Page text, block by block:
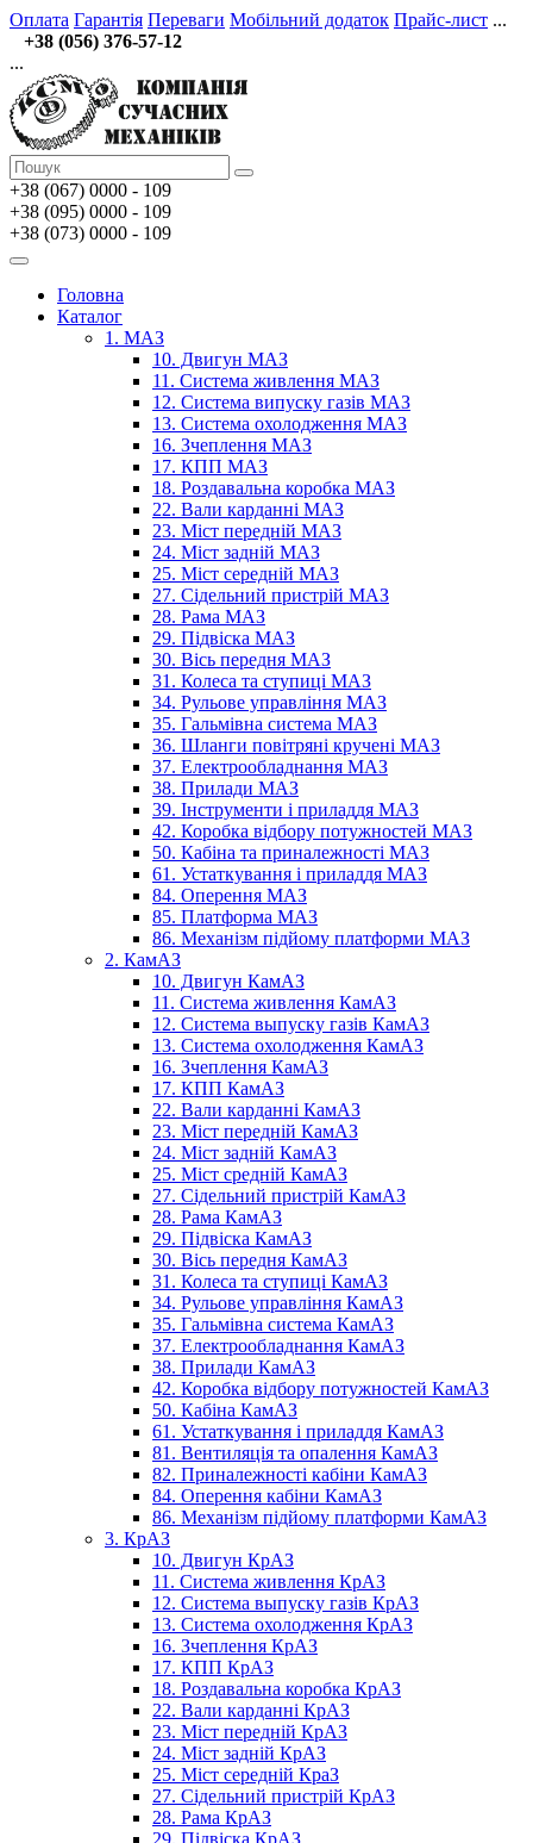
Оплата Гарантія Переваги Мобільний додаток Прайс-лист ...
+38 (056) 376-57-12
...
+38 (067) 0000 - 109
+38 (095) 0000 - 109
+38 (073) 0000 - 109
Головна
Каталог
1. МАЗ
10. Двигун МАЗ
11. Система живлення МАЗ
12. Система випуску газів МАЗ
13. Система охолодження МАЗ
16. Зчеплення МАЗ
17. КПП МАЗ
18. Роздавальна коробка МАЗ
22. Вали карданні МАЗ
23. Міст передній МАЗ
24. Міст задній МАЗ
25. Міст середній МАЗ
27. Сідельний пристрій МАЗ
28. Рама МАЗ
29. Підвіска МАЗ
30. Вісь передня МАЗ
31. Колеса та ступиці МАЗ
34. Рульове управління МАЗ
35. Гальмівна система МАЗ
36. Шланги повітряні кручені МАЗ
37. Електрообладнання МАЗ
38. Прилади МАЗ
39. Інструменти і приладдя МАЗ
42. Коробка відбору потужностей МАЗ
50. Кабіна та приналежності МАЗ
61. Устаткування і приладдя МАЗ
84. Оперення МАЗ
85. Платформа МАЗ
86. Механізм підйому платформи МАЗ
2. КамАЗ
10. Двигун КамАЗ
11. Система живлення КамАЗ
12. Система выпуску газів КамАЗ
13. Система охолодження КамАЗ
16. Зчеплення КамАЗ
17. КПП КамАЗ
22. Вали карданні КамАЗ
23. Міст передній КамАЗ
24. Міст задній КамАЗ
25. Міст средній КамАЗ
27. Сідельний пристрій КамАЗ
28. Рама КамАЗ
29. Підвіска КамАЗ
30. Вісь передня КамАЗ
31. Колеса та ступиці КамАЗ
34. Рульове управління КамАЗ
35. Гальмівна система КамАЗ
37. Електрообладнання КамАЗ
38. Прилади КамАЗ
42. Коробка відбору потужностей КамАЗ
50. Кабіна КамАЗ
61. Устаткування і приладдя КамАЗ
81. Вентиляція та опалення КамАЗ
82. Приналежності кабіни КамАЗ
84. Оперення кабіни КамАЗ
86. Механізм підйому платформи КамАЗ
3. КрАЗ
10. Двигун КрАЗ
11. Система живлення КрАЗ
12. Система выпуску газів КрАЗ
13. Система охолодження КрАЗ
16. Зчеплення КрАЗ
17. КПП КрАЗ
18. Роздавальна коробка КрАЗ
22. Вали карданні КрАЗ
23. Міст передній КрАЗ
24. Міст задній КрАЗ
25. Міст середній КраЗ
27. Сідельний пристрій КрАЗ
28. Рама КрАЗ
29. Підвіска КрАЗ